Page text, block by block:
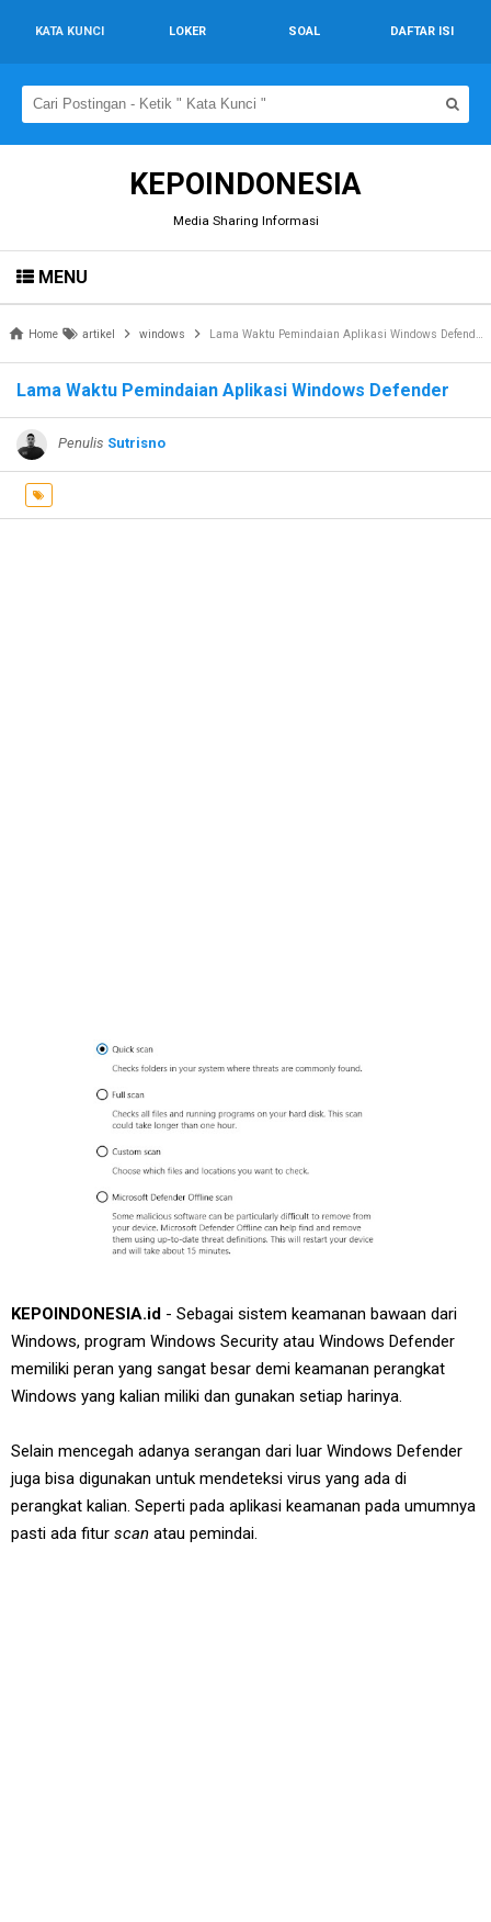
KATA KUNCI LOKER SOAL DAFTAR ISI
KEPOINDONESIA
Media Sharing Informasi
MENU
Home artikel windows Lama Waktu Pemindaian Aplikasi Windows Defender
Lama Waktu Pemindaian Aplikasi Windows Defender
Penulis Sutrisno
KEPOINDONESIA.id - Sebagai sistem keamanan bawaan dari
Windows, program Windows Security atau Windows Defender
memiliki peran yang sangat besar demi keamanan perangkat
Windows yang kalian miliki dan gunakan setiap harinya.
Selain mencegah adanya serangan dari luar Windows Defender
juga bisa digunakan untuk mendeteksi virus yang ada di
perangkat kalian. Seperti pada aplikasi keamanan pada umumnya
pasti ada fitur scan atau pemindai.